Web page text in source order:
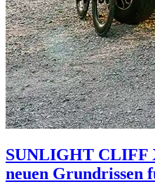
SUNLIGHT CLIFF
neuen Grundrissen